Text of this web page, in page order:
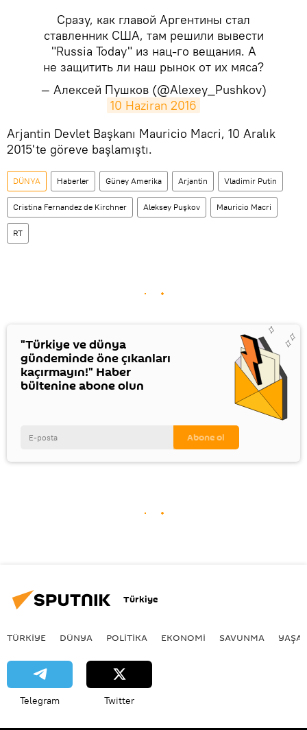
Сразу, как главой Аргентины стал
ставленник США, там решили вывести
"Russia Today" из нац-го вещания. А
не защитить ли наш рынок от их мяса?
— Алексей Пушков (@Alexey_Pushkov)
10 Haziran 2016
​Arjantin Devlet Başkanı Mauricio Macri, 10 Aralık
2015'te göreve başlamıştı.
DÜNYA Haberler Güney Amerika Arjantin Vladimir Putin
Cristina Fernandez de Kirchner Aleksey Puşkov Mauricio Macri
RT
"Türkiye ve dünya
gündeminde öne çıkanları
kaçırmayın!" Haber
bültenine abone olun
Türkiye
TÜRKIYE DÜNYA POLİTİKA EKONOMİ SAVUNMA
Telegram Twitter